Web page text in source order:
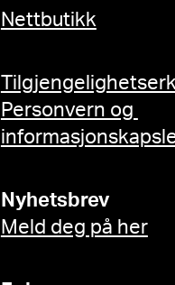
Nettbutikk
Personvern og
Nyhetsbrev
Meld deg på her